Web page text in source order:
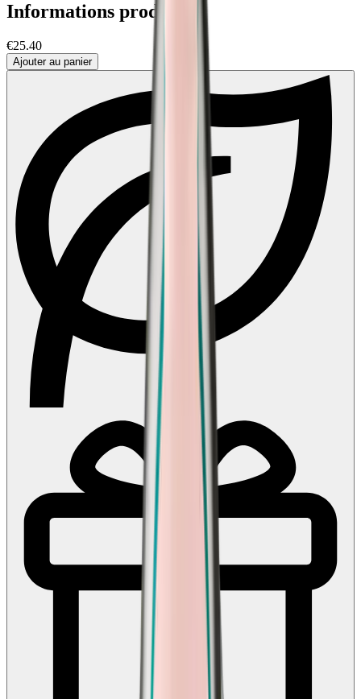
Informations produit
€25.40
Ajouter au panier